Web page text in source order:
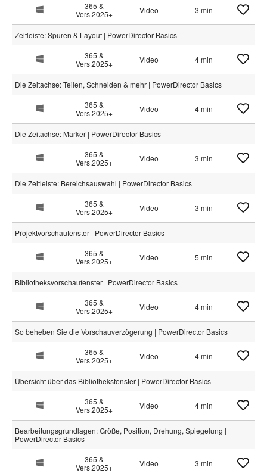
365 &
Vers.2025+
Video 3 min
Zeitleiste: Spuren & Layout | PowerDirector Basics
365 &
Vers.2025+
Video 4 min
Die Zeitachse: Teilen, Schneiden & mehr | PowerDirector Basics
365 &
Vers.2025+
Video 4 min
Die Zeitachse: Marker | PowerDirector Basics
365 &
Vers.2025+
Video 3 min
Die Zeitleiste: Bereichsauswahl | PowerDirector Basics
365 &
Vers.2025+
Video 3 min
Projektvorschaufenster | PowerDirector Basics
365 &
Vers.2025+
Video 5 min
Bibliotheksvorschaufenster | PowerDirector Basics
365 &
Vers.2025+
Video 4 min
So beheben Sie die Vorschauverzögerung | PowerDirector Basics
365 &
Vers.2025+
Video 4 min
Übersicht über das Bibliotheksfenster | PowerDirector Basics
365 &
Vers.2025+
Video 4 min
Bearbeitungsgrundlagen: Größe, Position, Drehung, Spiegelung |
PowerDirector Basics
365 &
Vers.2025+
Video 3 min